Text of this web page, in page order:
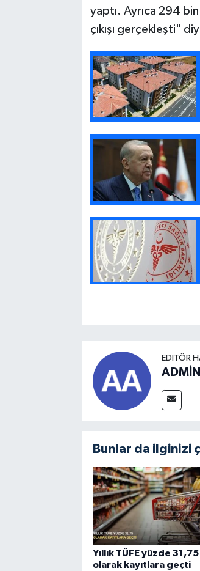
yaptı. Ayrıca 294
çıkışı gerçekleşti"
EDITÖR
Bunlar da ilginizi
Yıllık TÜFE yüzde 31,75
olarak kayıtlara geçti